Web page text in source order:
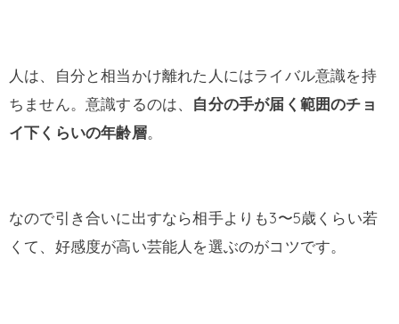
人は、自分と相当かけ離れた人にはライバル意識を持
ちません。意識するのは、 自分の手が届く範囲のチョ
イ下くらいの年齢層。
なので引き合いに出すなら相手よりも3〜5歳くらい若
くて、好感度が高い芸能人を選ぶのがコツです。